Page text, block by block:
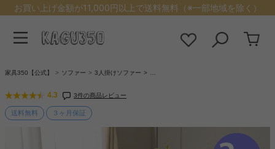
お買い上げ金額が11,000円以上で送料無料（※一部地域を除く）
家具350【公式】 ソファー 3人掛けソファー
4.3 3件の商品レビュー
送料無料 ３ヶ月保証